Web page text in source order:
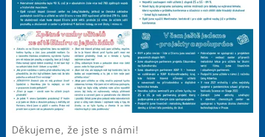
Děkujeme, že jste s námi!